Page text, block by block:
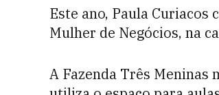
Este ano, Paula Curiacos
Mulher de Negócios, na
A Fazenda Três Meninas